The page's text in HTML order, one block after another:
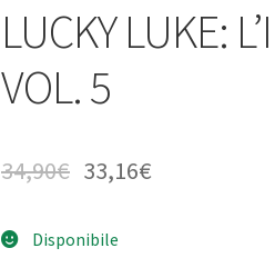
LUCKY LUKE:
VOL. 5
34,90€ 33,16€
Disponibile